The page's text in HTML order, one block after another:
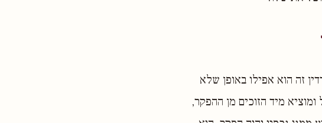
זה הוא אפילו באופן שלא
מיד הזוכים מן ההפקר,